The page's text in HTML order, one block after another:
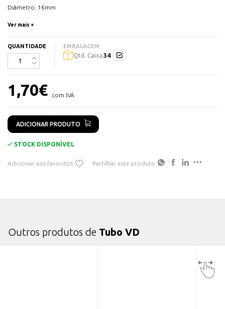
Diâmetro: 16mm
Ver mais +
QUANTIDADE EMBALAGEM
Qtd. Caixa 34
1,70€ com IVA
ADICIONAR PRODUTO
STOCK DISPONÍVEL
Adicionar aos favoritos Partilhar este produto
Outros produtos de Tubo VD